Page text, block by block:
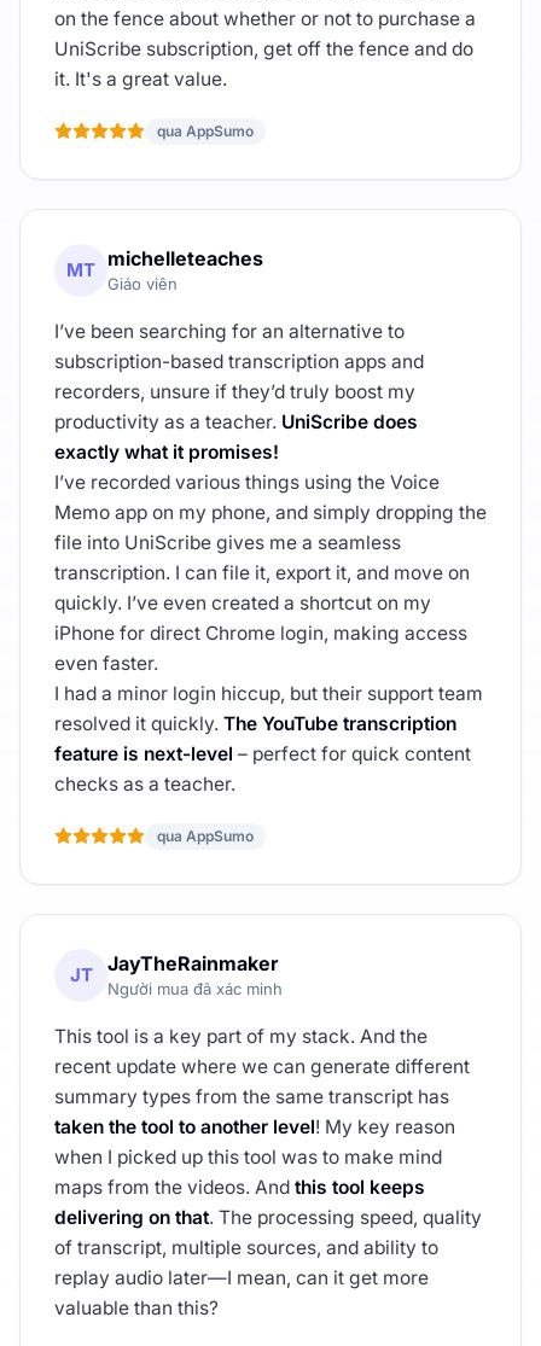
on the fence about whether or not to purchase a
UniScribe subscription, get off the fence and do
it. It's a great value.
qua AppSumo
MT michelleteaches
Giáo viên
I’ve been searching for an alternative to
subscription-based transcription apps and
recorders, unsure if they’d truly boost my
productivity as a teacher. UniScribe does
exactly what it promises!
I’ve recorded various things using the Voice
Memo app on my phone, and simply dropping the
file into UniScribe gives me a seamless
transcription. I can file it, export it, and move on
quickly. I’ve even created a shortcut on my
iPhone for direct Chrome login, making access
even faster.
I had a minor login hiccup, but their support team
resolved it quickly. The YouTube transcription
feature is next-level – perfect for quick content
checks as a teacher.
qua AppSumo
JT JayTheRainmaker
Người mua đã xác minh
This tool is a key part of my stack. And the
recent update where we can generate different
summary types from the same transcript has
taken the tool to another level! My key reason
when I picked up this tool was to make mind
maps from the videos. And this tool keeps
delivering on that. The processing speed, quality
of transcript, multiple sources, and ability to
replay audio later—I mean, can it get more
valuable than this?